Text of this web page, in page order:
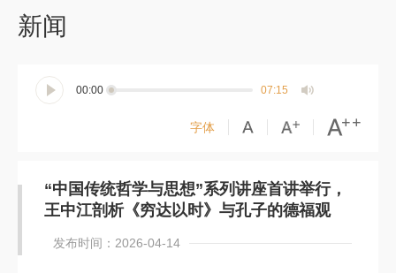
新闻
00:00 07:15
字体
“中国传统哲学与思想”系列讲座首讲举行，
王中江剖析《穷达以时》与孔子的德福观
发布时间：2026-04-14